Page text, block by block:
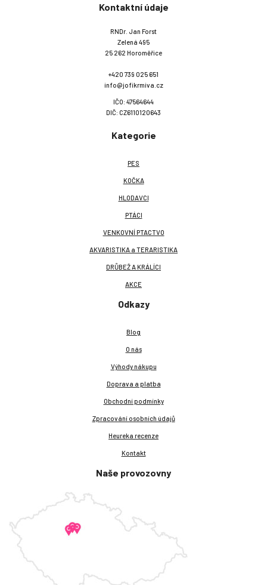
Kontaktní údaje
RNDr. Jan Forst
Zelená 495
25 262 Horoměřice
+420 739 025 651
info@jofikrmiva.cz
IČO: 47564644
DIČ: CZ6110120643
Kategorie
PES
KOČKA
HLODAVCI
PTÁCI
VENKOVNÍ PTACTVO
AKVARISTIKA a TERARISTIKA
DRŮBEŽ A KRÁLÍCI
AKCE
Odkazy
Blog
O nás
Výhody nákupu
Doprava a platba
Obchodní podmínky
Zpracování osobních údajů
Heureka recenze
Kontakt
Naše provozovny